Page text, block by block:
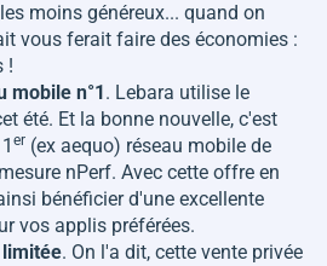
moins généreux... quand on
vous ferait faire des économies :
!
mobile n°1 . Lebara utilise le
été. Et la bonne nouvelle, c'est
er (ex aequo) réseau mobile de
nPerf. Avec cette offre en
bénéficier d'une excellente
vos applis préférées.
. On l'a dit, cette vente privée